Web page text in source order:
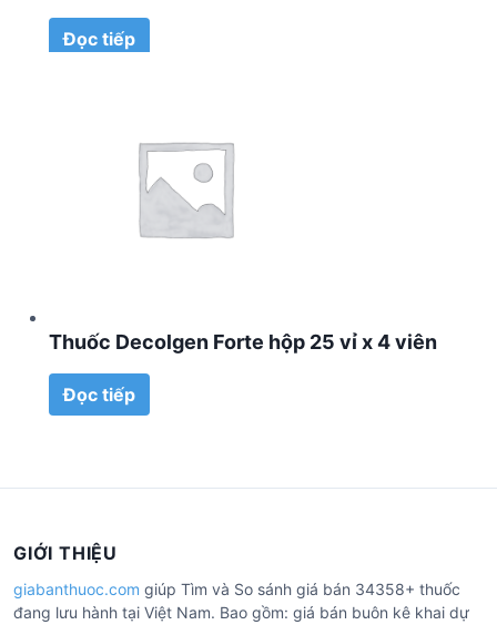
Đọc tiếp
Thuốc Decolgen Forte hộp 25 vỉ x 4 viên
Đọc tiếp
GIỚI THIỆU
giabanthuoc.com giúp Tìm và So sánh giá bán 34358+ thuốc
đang lưu hành tại Việt Nam. Bao gồm: giá bán buôn kê khai dự